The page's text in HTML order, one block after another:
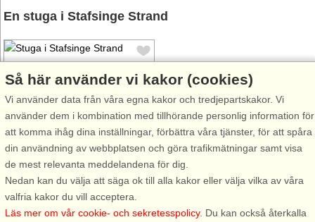
En stuga i Stafsinge Strand
Stugnr: 9820
Stafsinge Strand
2 personer, 25 m²
100 m till sjö/hav:.
En trivsam gäststuga på en
Så här använder vi kakor (cookies)
Vi använder data från våra egna kakor och tredjepartskakor. Vi
använder dem i kombination med tillhörande personlig information för
att komma ihåg dina inställningar, förbättra våra tjänster, för att spåra
din användning av webbplatsen och göra trafikmätningar samt visa
de mest relevanta meddelandena för dig.
Nedan kan du välja att säga ok till alla kakor eller välja vilka av våra
valfria kakor du vill acceptera.
Läs mer om vår cookie- och sekretesspolicy. Du kan också återkalla